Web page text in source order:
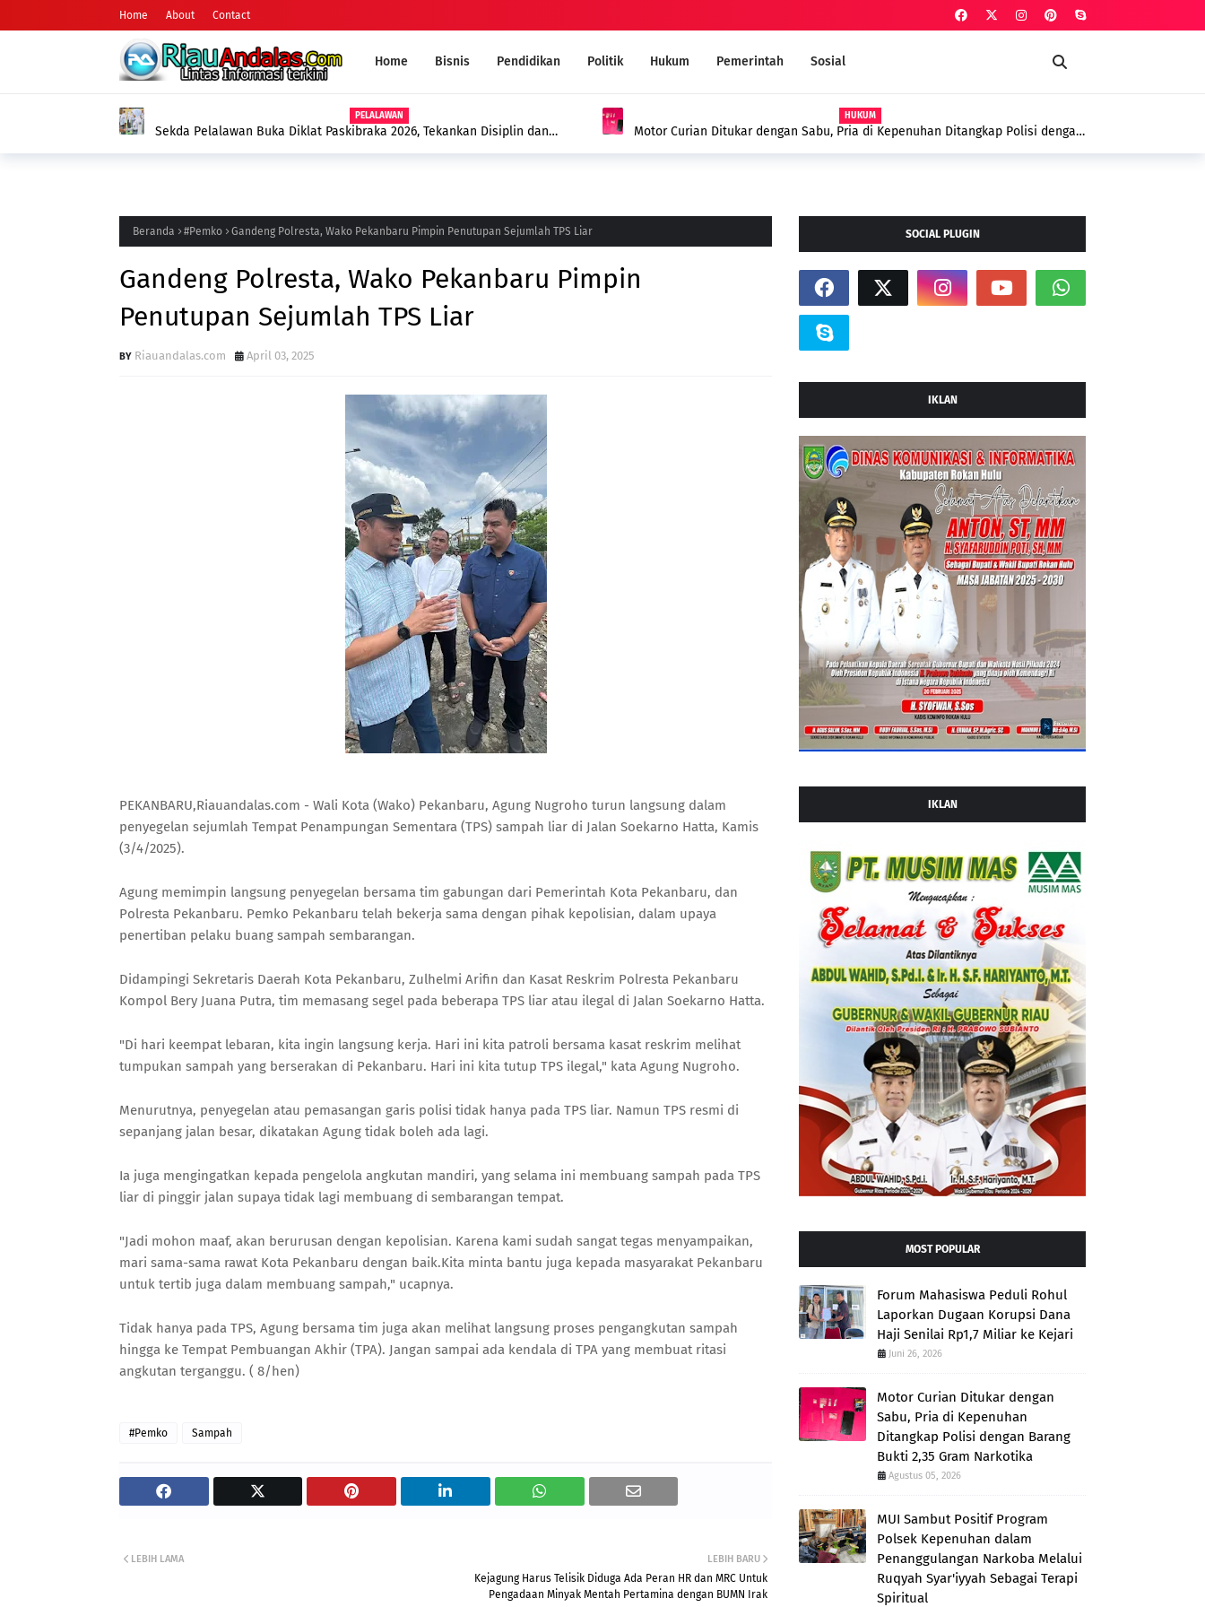
Home About Contact
Home Bisnis Pendidikan Politik Hukum Pemerintah Sosial
HUKUM
Motor Curian Ditukar dengan Sabu, Pria di Kepenuhan Ditangkap Polisi dengan
AGAMA
MUI Sambut Positif Program Polsek Kepenuhan dalam Penanggulangan
Beranda #Pemko Gandeng Polresta, Wako Pekanbaru Pimpin Penutupan Sejumlah TPS Liar
Gandeng Polresta, Wako Pekanbaru Pimpin
Penutupan Sejumlah TPS Liar
Riauandalas.com April 03, 2025
PEKANBARU,Riauandalas.com - Wali Kota (Wako) Pekanbaru, Agung Nugroho turun langsung dalam
penyegelan sejumlah Tempat Penampungan Sementara (TPS) sampah liar di Jalan Soekarno Hatta, Kamis
(3/4/2025).
Agung memimpin langsung penyegelan bersama tim gabungan dari Pemerintah Kota Pekanbaru, dan
Polresta Pekanbaru. Pemko Pekanbaru telah bekerja sama dengan pihak kepolisian, dalam upaya
penertiban pelaku buang sampah sembarangan.
Didampingi Sekretaris Daerah Kota Pekanbaru, Zulhelmi Arifin dan Kasat Reskrim Polresta Pekanbaru
Kompol Bery Juana Putra, tim memasang segel pada beberapa TPS liar atau ilegal di Jalan Soekarno Hatta.
"Di hari keempat lebaran, kita ingin langsung kerja. Hari ini kita patroli bersama kasat reskrim melihat
tumpukan sampah yang berserakan di Pekanbaru. Hari ini kita tutup TPS ilegal," kata Agung Nugroho.
Menurutnya, penyegelan atau pemasangan garis polisi tidak hanya pada TPS liar. Namun TPS resmi di
sepanjang jalan besar, dikatakan Agung tidak boleh ada lagi.
Ia juga mengingatkan kepada pengelola angkutan mandiri, yang selama ini membuang sampah pada TPS
liar di pinggir jalan supaya tidak lagi membuang di sembarangan tempat.
"Jadi mohon maaf, akan berurusan dengan kepolisian. Karena kami sudah sangat tegas menyampaikan,
mari sama-sama rawat Kota Pekanbaru dengan baik.Kita minta bantu juga kepada masyarakat Pekanbaru
untuk tertib juga dalam membuang sampah," ucapnya.
Tidak hanya pada TPS, Agung bersama tim juga akan melihat langsung proses pengangkutan sampah
hingga ke Tempat Pembuangan Akhir (TPA). Jangan sampai ada kendala di TPA yang membuat ritasi
angkutan terganggu. ( 8/hen)
#Pemko Sampah
LEBIH BARU
Kejagung Harus Telisik Diduga Ada Peran HR dan MRC Untuk
Pengadaan Minyak Mentah Pertamina dengan BUMN Irak
LEBIH LAMA
SOCIAL PLUGIN
IKLAN
IKLAN
MOST POPULAR
Forum Mahasiswa Peduli Rohul
Laporkan Dugaan Korupsi Dana
Haji Senilai Rp1,7 Miliar ke Kejari
Juni 26, 2026
Motor Curian Ditukar dengan
Sabu, Pria di Kepenuhan
Ditangkap Polisi dengan Barang
Bukti 2,35 Gram Narkotika
Agustus 05, 2026
MUI Sambut Positif Program
Polsek Kepenuhan dalam
Penanggulangan Narkoba Melalui
Ruqyah Syar'iyyah Sebagai Terapi
Spiritual